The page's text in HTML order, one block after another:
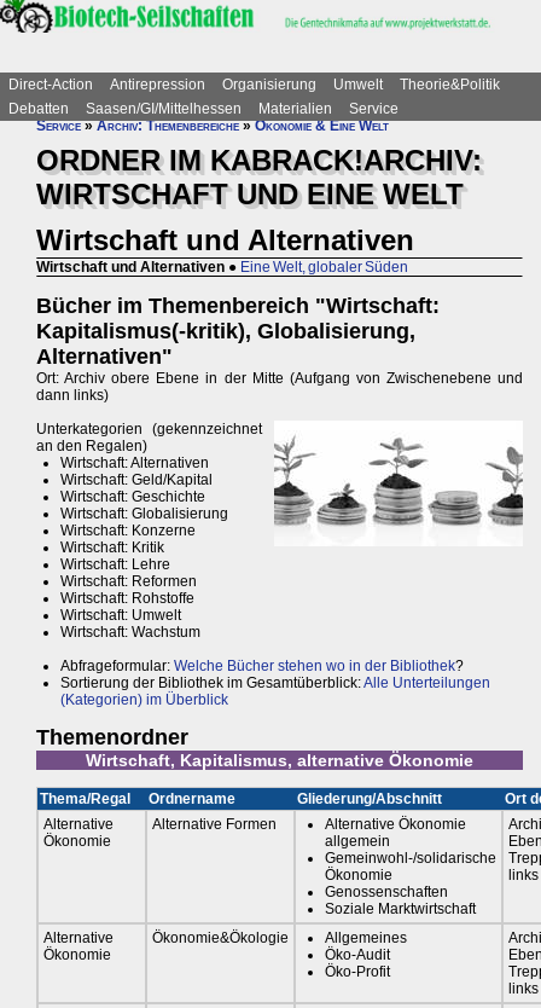
Direct-Action Antirepression Organisierung Umwelt
Theorie&Politik
Debatten
Saasen/GI/Mittelhessen Materialien
Service
Service»Archiv: Themenbereiche»Ökonomie & Eine Welt
ORDNER IM KABRACK!ARCHIV:
WIRTSCHAFT UND EINE WELT
Wirtschaft und Alternativen
Wirtschaft und Alternativen ● Eine Welt, globaler Süden
Bücher im Themenbereich "Wirtschaft:
Kapitalismus(-kritik), Globalisierung,
Alternativen"
Ort: Archiv obere Ebene in der Mitte (Aufgang von Zwischenebene und
dann links)
Unterkategorien (gekennzeichnet
an den Regalen)
Wirtschaft: Alternativen
Wirtschaft: Geld/Kapital
Wirtschaft: Geschichte
Wirtschaft: Globalisierung
Wirtschaft: Konzerne
Wirtschaft: Kritik
Wirtschaft: Lehre
Wirtschaft: Reformen
Wirtschaft: Rohstoffe
Wirtschaft: Umwelt
Wirtschaft: Wachstum
Abfrageformular: Welche Bücher stehen wo in der Bibliothek?
Sortierung der Bibliothek im Gesamtüberblick:Alle Unterteilungen
(Kategorien) im Überblick
Themenordner
Wirtschaft, Kapitalismus, alternative Ökonomie
Thema/Regal Ordnername Gliederung/Abschnitt
Ort
Alternative
Ökonomie
Alternative Formen
Alternative Ökonomie
allgemein
Gemeinwohl-/solidarische
Ökonomie
Genossenschaften
Soziale Marktwirtschaft
links
Alternative
Ökonomie
Ökonomie&Ökologie
Allgemeines
Öko-Audit
Öko-Profit
links